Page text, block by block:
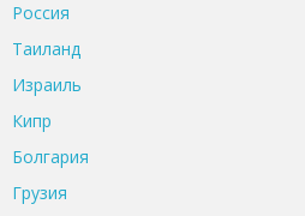
Россия
Таиланд
Израиль
Кипр
Болгария
Грузия